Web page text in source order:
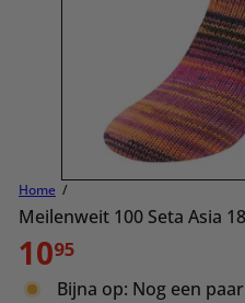
Home
Meilenweit 100 Seta Asia
Normale
prijs
1095
Bijna op: Nog een